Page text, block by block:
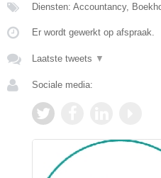
Diensten: Accountancy,
Er wordt gewerkt op afspraak.
Laatste tweets ▼
Sociale media: